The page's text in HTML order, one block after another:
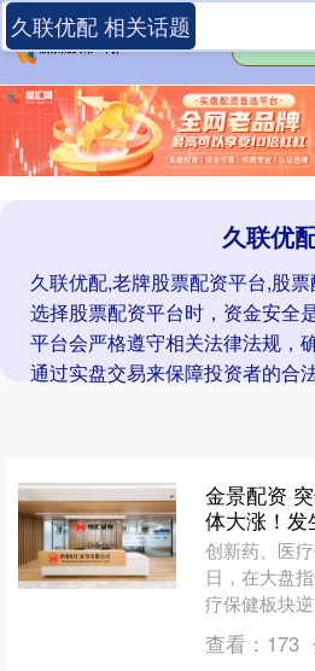
久联优
久联优配,老牌股票配资平台,股
选择股票配资平台时，资金安全
平台会严格遵守相关法律法规，
通过实盘交易来保障投资者的合法
久联优配 相关话题
金景配资
体大涨！发
创新药、医
日，在大盘
疗保健板块
停，开立医
纷纷拉升。
查看： 173